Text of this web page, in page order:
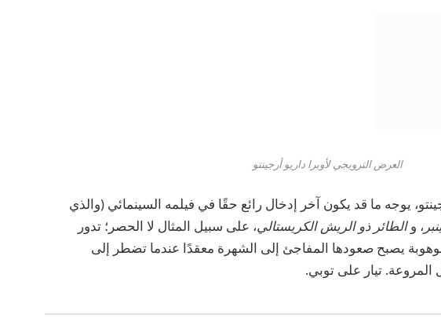
العرض الترويجي لأوبرا داريو أرجينتو
، يوجه ما قد يكون آخر إدخال رائع حقًا في فيلمه السينمائي (والذي
، والطائر ذو الريش الكريستالي، على سبيل المثال لا الحصر؛ تدور
يصبح صعودها المفاجئ إلى الشهرة معقدًا عندما تضطر إلى
المروعة. تيار على توبي.